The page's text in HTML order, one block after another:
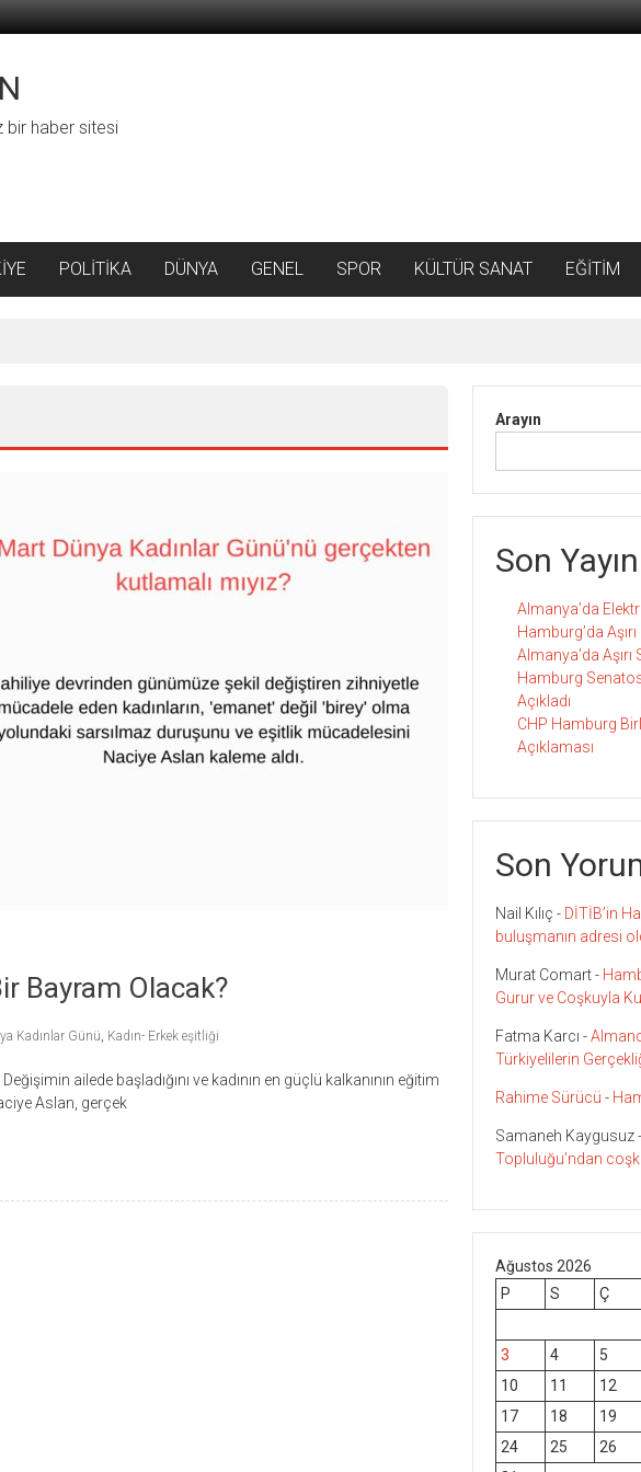
bir haber sitesi
POLİTİKA DÜNYA GENEL SPOR KÜLTÜR SANAT EĞİTİM
Bayram Olacak?
Kadınlar Günü, Kadın- Erkek eşitliği
ailede başladığını ve kadının en güçlü kalkanının eğitim
Aslan, gerçek
Arayın
Son
Almanya’da
Hamburg’da
Almanya’da
Hamburg
Açıkladı
CHP Hamburg
Açıklaması
Son
Nail Kılıç - DİTİB’in
buluşmanın adresi
Murat Comart-
Gurur ve Coşkuyla
Fatma Karcı -
Türkiyelilerin
Rahime Sürücü -
Samaneh Kaygusuz-
Topluluğu’ndan
Ağustos 2026
P
S Ç
3
4 5
10
11 12
17
18 19
24
25 26